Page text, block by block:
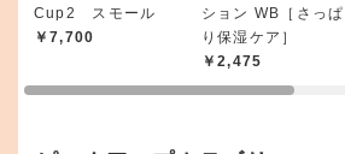
Cup2 スモール
￥7,700
ション WB［さっぱ
り保湿ケア］
￥2,475